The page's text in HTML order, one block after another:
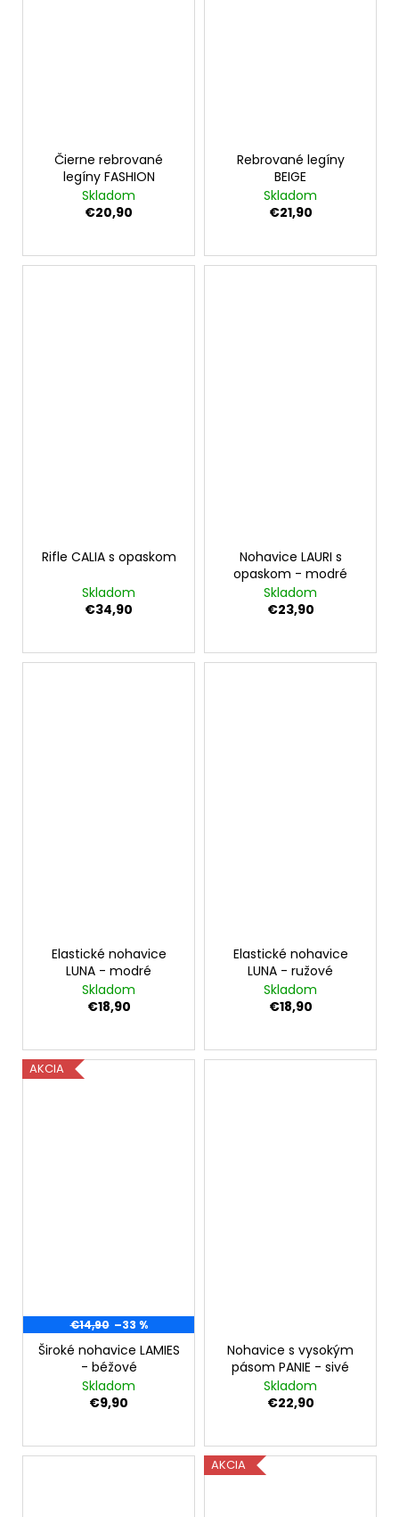
Čierne rebrované
legíny FASHION
Skladom
€20,90
Rebrované legíny
BEIGE
Skladom
€21,90
Rifle CALIA s opaskom
Skladom
€34,90
Nohavice LAURI s
opaskom - modré
Skladom
€23,90
Elastické nohavice
LUNA - modré
Skladom
€18,90
Elastické nohavice
LUNA - ružové
Skladom
€18,90
AKCIA
€14,90 –33 %
Široké nohavice LAMIES
- béžové
Skladom
€9,90
Nohavice s vysokým
pásom PANIE - sivé
Skladom
€22,90
AKCIA